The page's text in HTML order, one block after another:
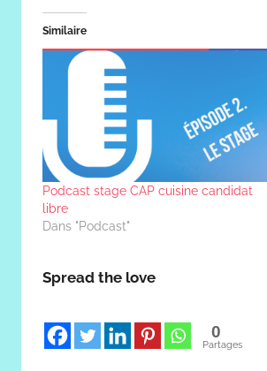
Similaire
Podcast stage CAP cuisine candidat
libre
Dans "Podcast"
Spread the love
0
Partages